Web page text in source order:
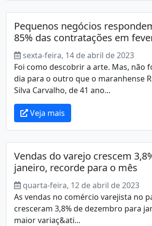
Pequenos negócios
85% das contratações em
sexta-feira, 14 de abril de 2023
Foi como descobrir a arte. Mas, não
dia para o outro que o maranhense
Silva Carvalho, de 41 ano...
Veja mais
Vendas do varejo crescem
janeiro, recorde para o mês
quarta-feira, 12 de abril de 2023
As vendas no comércio varejista no
cresceram 3,8% de dezembro para
maior variaç&ati...